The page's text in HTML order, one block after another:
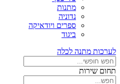
מתנות
נדוניה
ספרים ויודאיקה
ביגוד
לערכות מתנה לכלה
תחום שירות